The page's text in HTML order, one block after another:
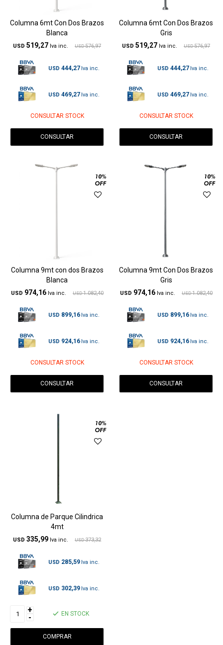
Columna 6mt Con Dos Brazos
Blanca
USD 519,27 USD 576,97
USD 444,27
USD 469,27
CONSULTAR STOCK
CONSULTAR
Columna 6mt Con Dos Brazos
Gris
USD 519,27 USD 576,97
USD 444,27
USD 469,27
CONSULTAR STOCK
CONSULTAR
Columna 9mt con dos Brazos
Blanca
USD 974,16 USD 1.082,40
USD 899,16
USD 924,16
CONSULTAR STOCK
CONSULTAR
Columna 9mt Con Dos Brazos
Gris
USD 974,16 USD 1.082,40
USD 899,16
USD 924,16
CONSULTAR STOCK
CONSULTAR
Columna de Parque Cilindrica
4mt
USD 335,99 USD 373,32
USD 285,59
USD 302,39
+
- EN STOCK